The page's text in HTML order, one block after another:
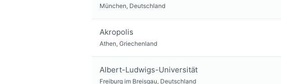
München, Deutschland
Akropolis
Athen, Griechenland
Albert-Ludwigs-Universität
Freiburg im Breisgau, Deutschland